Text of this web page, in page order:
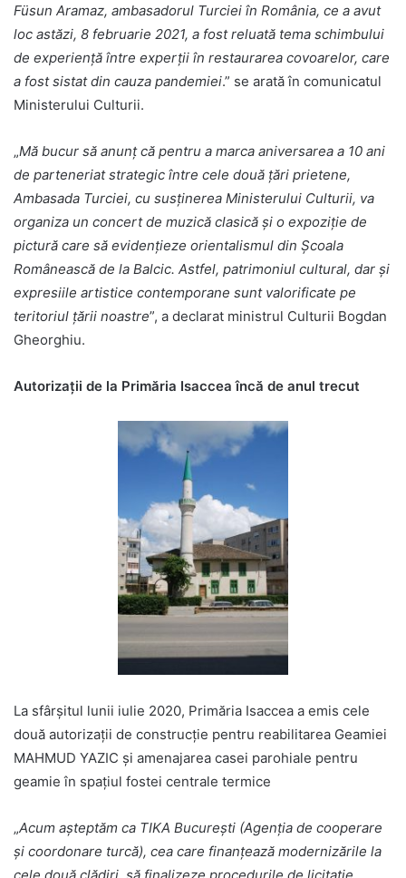
Füsun Aramaz, ambasadorul Turciei în România, ce a avut
loc astăzi, 8 februarie 2021, a fost reluată tema schimbului
de experiență între experții în restaurarea covoarelor, care
a fost sistat din cauza pandemiei.” se arată în comunicatul
Ministerului Culturii.
„Mă bucur să anunț că pentru a marca aniversarea a 10 ani
de parteneriat strategic între cele două țări prietene,
Ambasada Turciei, cu susținerea Ministerului Culturii, va
organiza un concert de muzică clasică și o expoziție de
pictură care să evidențieze orientalismul din Școala
Românească de la Balcic. Astfel, patrimoniul cultural, dar și
expresiile artistice contemporane sunt valorificate pe
teritoriul țării noastre”, a declarat ministrul Culturii Bogdan
Gheorghiu.
Autorizaţii de la Primăria Isaccea încă de anul trecut
La sfârşitul lunii iulie 2020, Primăria Isaccea a emis cele
două autorizaţii de construcţie pentru reabilitarea Geamiei
MAHMUD YAZIC şi amenajarea casei parohiale pentru
geamie în spaţiul fostei centrale termice
„Acum aşteptăm ca TIKA Bucureşti (Agenţia de cooperare
şi coordonare turcă), cea care finanţează modernizările la